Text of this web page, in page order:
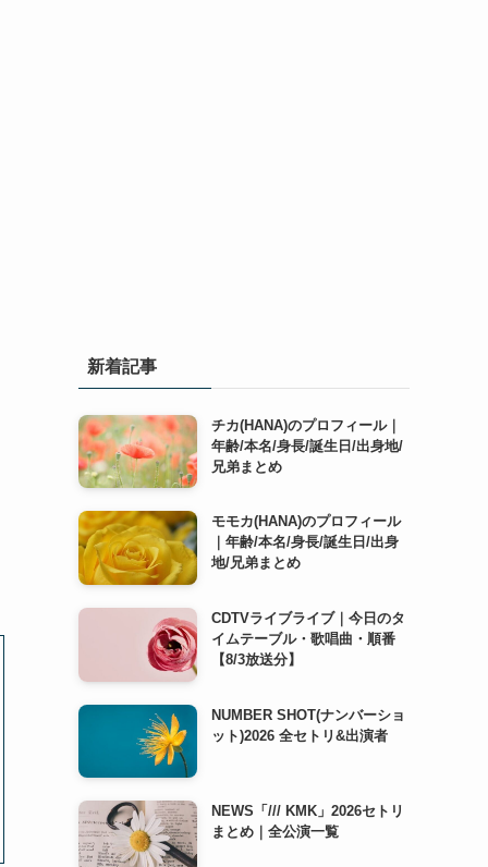
新着記事
チカ(HANA)のプロフィール｜
年齢/本名/身長/誕生日/出身地/
兄弟まとめ
モモカ(HANA)のプロフィール
｜年齢/本名/身長/誕生日/出身
地/兄弟まとめ
CDTVライブライブ｜今日のタ
イムテーブル・歌唱曲・順番
【8/3放送分】
NUMBER SHOT(ナンバーショ
ット)2026 全セトリ&出演者
NEWS「/// KMK」2026セトリ
まとめ｜全公演一覧